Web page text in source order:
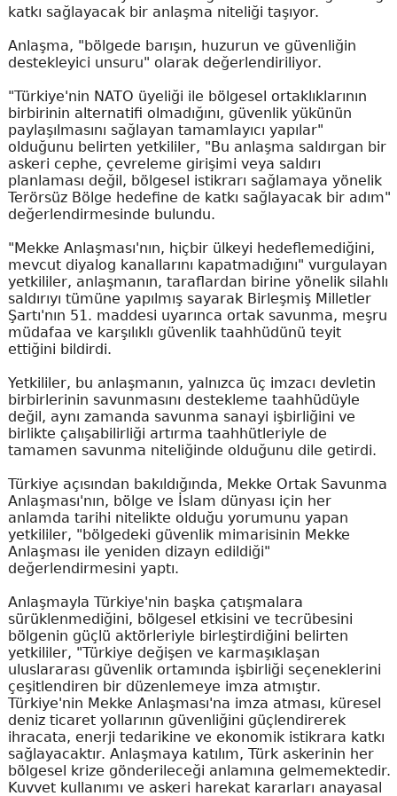
katkı sağlayacak bir anlaşma niteliği taşıyor.
Anlaşma, "bölgede barışın, huzurun ve güvenliğin
destekleyici unsuru" olarak değerlendiriliyor.
"Türkiye'nin NATO üyeliği ile bölgesel ortaklıklarının
birbirinin alternatifi olmadığını, güvenlik yükünün
paylaşılmasını sağlayan tamamlayıcı yapılar"
olduğunu belirten yetkililer, "Bu anlaşma saldırgan bir
askeri cephe, çevreleme girişimi veya saldırı
planlaması değil, bölgesel istikrarı sağlamaya yönelik
Terörsüz Bölge hedefine de katkı sağlayacak bir adım"
değerlendirmesinde bulundu.
"Mekke Anlaşması'nın, hiçbir ülkeyi hedeflemediğini,
mevcut diyalog kanallarını kapatmadığını" vurgulayan
yetkililer, anlaşmanın, taraflardan birine yönelik silahlı
saldırıyı tümüne yapılmış sayarak Birleşmiş Milletler
Şartı'nın 51. maddesi uyarınca ortak savunma, meşru
müdafaa ve karşılıklı güvenlik taahhüdünü teyit
ettiğini bildirdi.
Yetkililer, bu anlaşmanın, yalnızca üç imzacı devletin
birbirlerinin savunmasını destekleme taahhüdüyle
değil, aynı zamanda savunma sanayi işbirliğini ve
birlikte çalışabilirliği artırma taahhütleriyle de
tamamen savunma niteliğinde olduğunu dile getirdi.
Türkiye açısından bakıldığında, Mekke Ortak Savunma
Anlaşması'nın, bölge ve İslam dünyası için her
anlamda tarihi nitelikte olduğu yorumunu yapan
yetkililer, "bölgedeki güvenlik mimarisinin Mekke
Anlaşması ile yeniden dizayn edildiği"
değerlendirmesini yaptı.
Anlaşmayla Türkiye'nin başka çatışmalara
sürüklenmediğini, bölgesel etkisini ve tecrübesini
bölgenin güçlü aktörleriyle birleştirdiğini belirten
yetkililer, "Türkiye değişen ve karmaşıklaşan
uluslararası güvenlik ortamında işbirliği seçeneklerini
çeşitlendiren bir düzenlemeye imza atmıştır.
Türkiye'nin Mekke Anlaşması'na imza atması, küresel
deniz ticaret yollarının güvenliğini güçlendirerek
ihracata, enerji tedarikine ve ekonomik istikrara katkı
sağlayacaktır. Anlaşmaya katılım, Türk askerinin her
bölgesel krize gönderileceği anlamına gelmemektedir.
Kuvvet kullanımı ve askeri harekat kararları anayasal